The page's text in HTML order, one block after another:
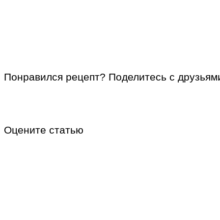
Понравился рецепт? Поделитесь с
Оцените статью